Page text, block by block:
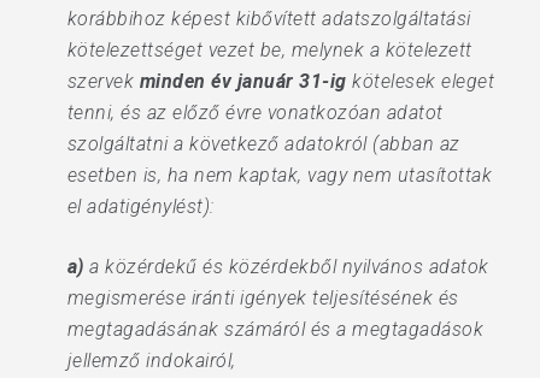
korábbihoz képest kibővített adatszolgáltatási
kötelezettséget vezet be, melynek a kötelezett
szervek minden év január 31-ig kötelesek eleget
tenni, és az előző évre vonatkozóan adatot
szolgáltatni a következő adatokról (abban az
esetben is, ha nem kaptak, vagy nem utasítottak
el adatigénylést):
a) a közérdekű és közérdekből nyilvános adatok
megismerése iránti igények teljesítésének és
megtagadásának számáról és a megtagadások
jellemző indokairól,